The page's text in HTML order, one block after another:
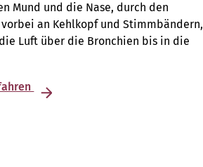
Mund und die Nase, durch den
vorbei an Kehlkopf und Stimmbändern,
Luft über die Bronchien bis in die